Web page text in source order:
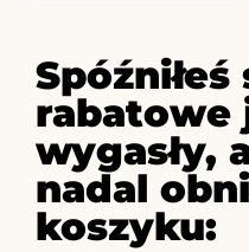
rabatowe
wygasły,
nadal
koszyku: